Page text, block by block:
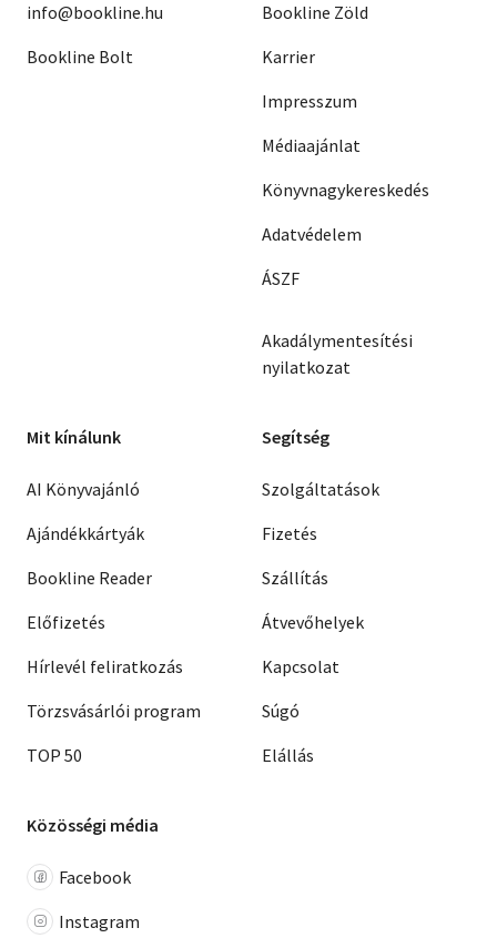
info@bookline.hu
Bookline Bolt
Bookline Zöld
Karrier
Impresszum
Médiaajánlat
Könyvnagykereskedés
Adatvédelem
ÁSZF
Akadálymentesítési
nyilatkozat
Mit kínálunk
AI Könyvajánló
Ajándékkártyák
Bookline Reader
Előfizetés
Hírlevél feliratkozás
Törzsvásárlói program
TOP 50
Segítség
Szolgáltatások
Fizetés
Szállítás
Átvevőhelyek
Kapcsolat
Súgó
Elállás
Közösségi média
Facebook
Instagram